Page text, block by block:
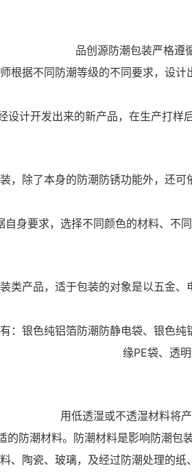
品创源防潮包装严格遵
根据不同防潮等级的不同要求，设
设计开发出来的新产品，在生产打样
，除了本身的防潮防锈功能外，还
自身要求，选择不同颜色的材料、不
类产品，适于包装的对象是以五金
： 银色纯铝箔防潮 防静电袋、 银色纯
缘PE袋、 透明
用低透湿或不透湿材料将
潮材料。防潮材料是影响防潮包装
、陶瓷、玻璃，及经过防潮处理的